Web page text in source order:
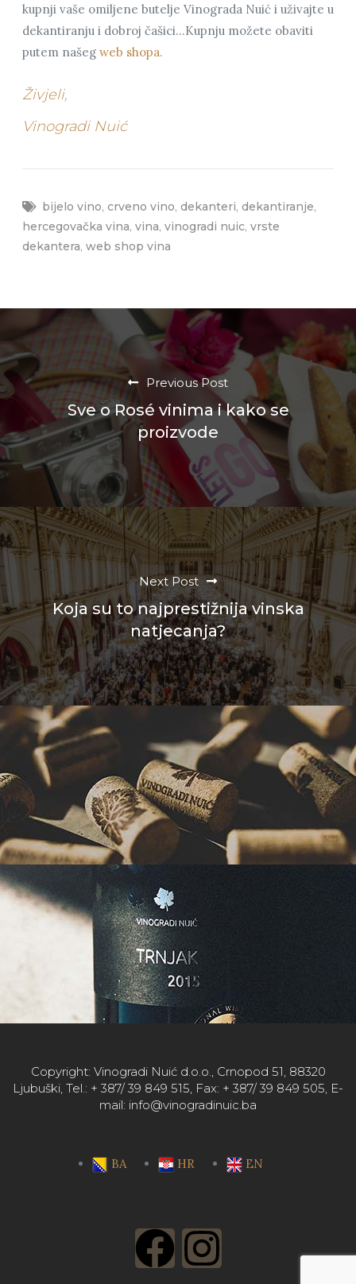
kupnji vaše omiljene butelje Vinograda Nuić i uživajte u
dekantiranju i dobroj čašici…Kupnju možete obaviti
putem našeg web shopa.
Živjeli,
Vinogradi Nuić
bijelo vino, crveno vino, dekanteri, dekantiranje,
hercegovačka vina, vina, vinogradi nuic, vrste
dekantera, web shop vina
Previous Post
Sve o Rosé vinima i kako se
proizvode
Next Post
Koja su to najprestižnija vinska
natjecanja?
Copyright: Vinogradi Nuić d.o.o., Crnopod 51, 88320
Ljubuški, Tel.: + 387/ 39 849 515, Fax: + 387/ 39 849 505, E-
mail: info@vinogradinuic.ba
BA HR EN